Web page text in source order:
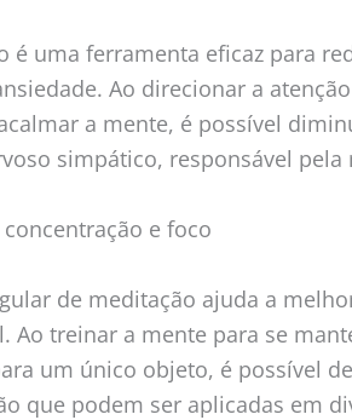
é uma ferramenta eficaz para
Ao direcionar a
a mente, é possível
simpático, responsável pela
e foco
de meditação ajuda a
Ao treinar a mente para se
um único objeto, é possível
que podem ser aplicadas em